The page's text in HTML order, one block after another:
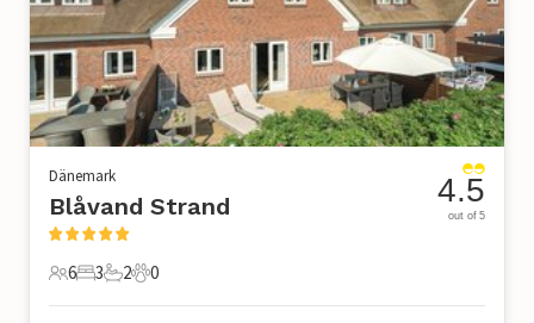
Dänemark
Blåvand Strand
6 Gäste
6
3 Schlafzimmer
3
2 Badezimmer
2
0 Haustiere
0
4.5
out of 5